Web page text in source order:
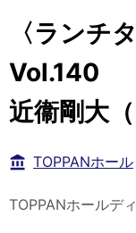
〈ランチ
Vol.140
近衞剛大
TOPPANホール
TOPPANホールデ